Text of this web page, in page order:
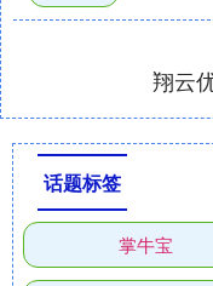
翔云
话题标签
掌牛宝